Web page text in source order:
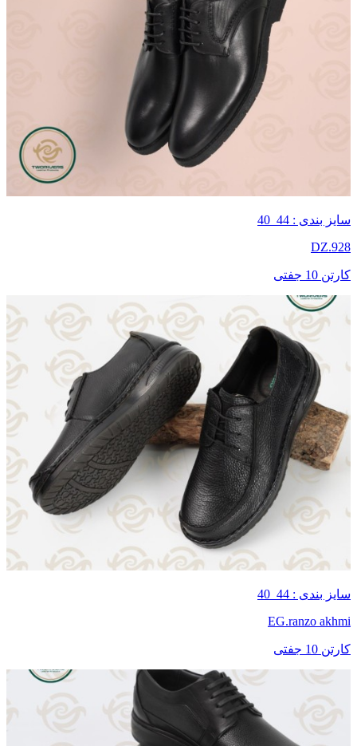
سایز بندی : 44_40
DZ.928
کارتن 10 جفتی
سایز بندی : 44_40
EG.ranzo akhmi
کارتن 10 جفتی